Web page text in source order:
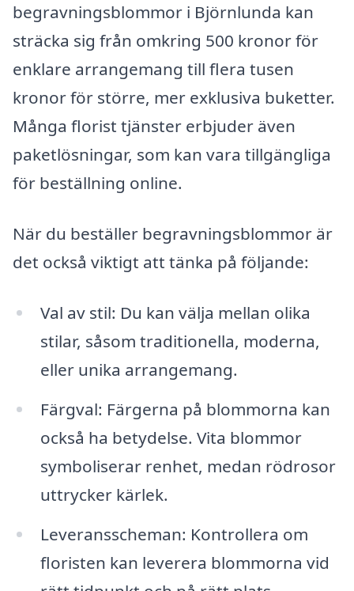
begravningsblommor i Björnlunda kan
sträcka sig från omkring 500 kronor för
enklare arrangemang till flera tusen
kronor för större, mer exklusiva buketter.
Många florist tjänster erbjuder även
paketlösningar, som kan vara tillgängliga
för beställning online.
När du beställer begravningsblommor är
det också viktigt att tänka på följande:
Val av stil: Du kan välja mellan olika
stilar, såsom traditionella, moderna,
eller unika arrangemang.
Färgval: Färgerna på blommorna kan
också ha betydelse. Vita blommor
symboliserar renhet, medan rödrosor
uttrycker kärlek.
Leveransscheman: Kontrollera om
floristen kan leverera blommorna vid